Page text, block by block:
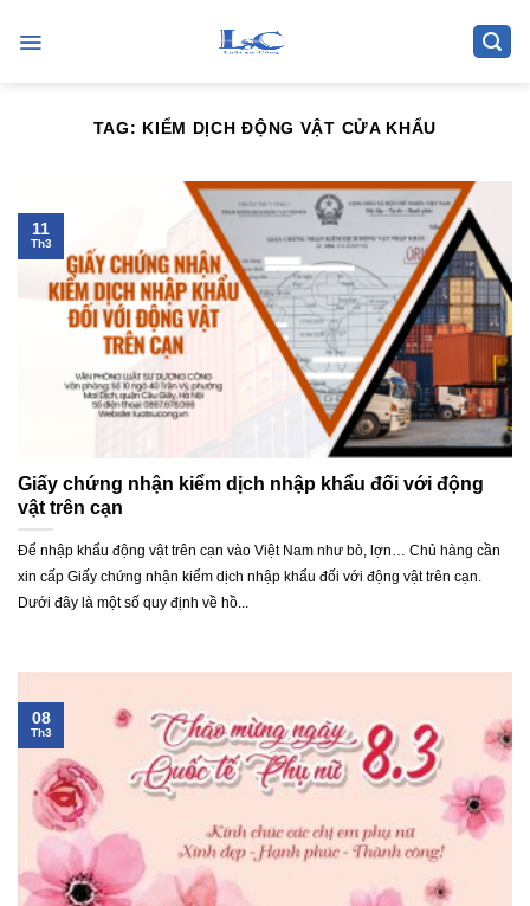
TAG: KIỂM DỊCH ĐỘNG VẬT CỬA KHẨU
Giấy chứng nhận kiểm dịch nhập khẩu đối với động
vật trên cạn
Để nhập khẩu động vật trên cạn vào Việt Nam như bò, lợn… Chủ hàng cần
xin cấp Giấy chứng nhận kiểm dịch nhập khẩu đối với động vật trên cạn.
Dưới đây là một số quy định về hồ...
11
Th3
08
Th3